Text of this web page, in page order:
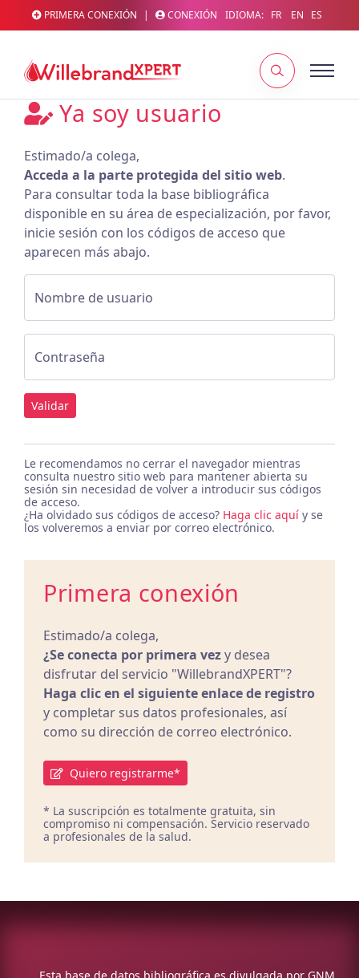
PRIMERA CONEXIÓN | CONEXIÓN IDIOMA: FR EN ES
Ya soy usuario
Estimado/a colega,
Acceda a la parte protegida del sitio web.
Para consultar toda la base bibliográfica
disponible en su área de especialización, por favor,
inicie sesión con los códigos de acceso que
aparecen más abajo.
Nombre de usuario
Contraseña
Validar
Le recomendamos no cerrar el navegador mientras
consulta nuestro sitio web para mantener abierta su
sesión sin necesidad de volver a introducir sus códigos
de acceso.
¿Ha olvidado sus códigos de acceso? Haga clic aquí y se
los volveremos a enviar por correo electrónico.
Primera conexión
Estimado/a colega,
¿Se conecta por primera vezy desea
disfrutar del servicio "WillebrandXPERT"?
Haga clic en el siguiente enlace de registro
y completar sus datos profesionales, así
como su dirección de correo electrónico.
Quiero registrarme*
* La suscripción es totalmente gratuita, sin
compromiso ni compensación. Servicio reservado
a profesionales de la salud.